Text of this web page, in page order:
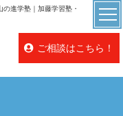
進学塾｜加藤学習塾・
ご相談はこちら！